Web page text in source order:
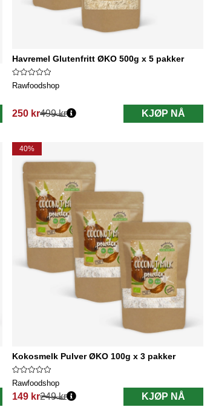
Havremel Glutenfritt ØKO 500g x 5 pakker
Rawfoodshop
250 kr
Vanlig pris:
499 kr KJØP NÅ
40%
Kokosmelk Pulver ØKO 100g x 3 pakker
Rawfoodshop
149 kr
Vanlig pris:
249 kr KJØP NÅ